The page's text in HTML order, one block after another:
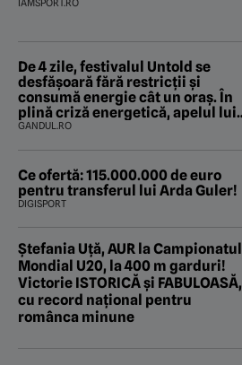
De 4 zile, festivalul Untold se
desfășoară fără restricții și
consumă energie cât un oraș. În
plină criză energetică, apelul lui
Bolojan de economisire a energiei
Boc
GANDUL.RO
Ce ofertă: 115.000.000 de euro
pentru transferul lui Arda Guler!
DIGISPORT
Ștefania Uță, AUR la Campionatul
Mondial U20, la 400 m garduri!
Victorie ISTORICĂ și FABULOASĂ,
cu record național pentru
românca minune